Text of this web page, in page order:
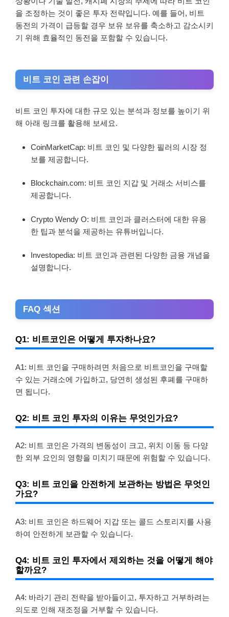
을 조정하는 것이 좋은 투자 전략입니다. 예를 들어, 비트
동전의 가격이 급등할 경우 보유 보유를 축소하고 감소시키
기 위해 효율적인 동전을 포함할 수 있습니다.
비트 코인 관련 손잡이
비트 코인 투자에 대한 규모 있는 분석과 정보를 높이기 위
해 아래 링크를 활용해 보세요.
CoinMarketCap: 비트 코인 및 다양한 필러의 시장 정
보를 제공합니다.
Blockchain.com: 비트 코인 지갑 및 거래소 서비스를
제공합니다.
Crypto Wendy O: 비트 코인과 클러스터에 대한 유용
한 팁과 분석을 제공하는 유튜버입니다.
Investopedia: 비트 코인과 관련된 다양한 금융 개념을
설명합니다.
FAQ 섹션
Q1: 비트코인은 어떻게 투자하나요?
A1: 비트 코인을 구매하려면 처음으로 비트코인을 구매할
수 있는 거래소에 가입하고, 당연히 생성된 후폐를 구매하
면 됩니다.
Q2: 비트 코인 투자의 이유는 무엇인가요?
A2: 비트 코인은 가격의 변동성이 크고, 위치 이동 등 다양
한 외부 요인의 영향을 미치기 때문에 위험할 수 있습니다.
Q3: 비트 코인을 안전하게 보관하는 방법은 무엇인
가요?
A3: 비트 코인은 하드웨어 지갑 또는 콜드 스토리지를 사용
하여 안전하게 보관할 수 있습니다.
Q4: 비트 코인 투자에서 제외하는 것을 어떻게 해야
할까요?
A4: 바라기 관리 전략을 받아들이고, 투자하고 거부하려는
의도로 인해 재조정을 거부할 수 있습니다.